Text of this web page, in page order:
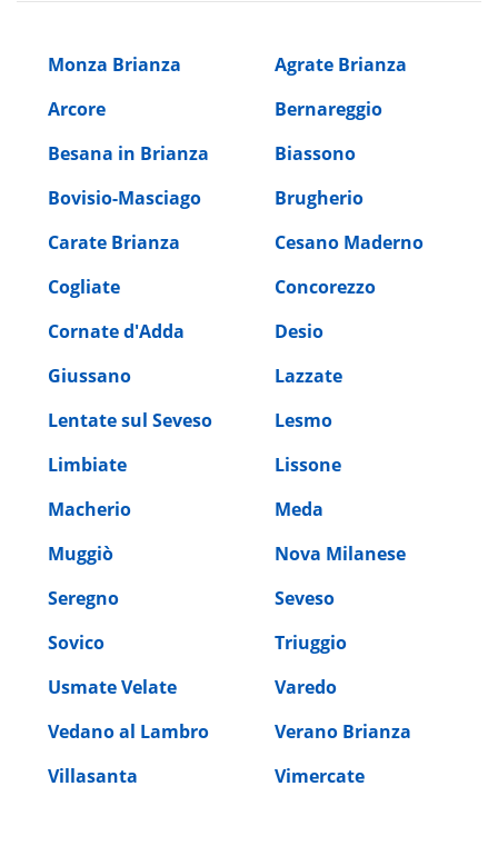
Monza Brianza
Agrate Brianza
Arcore
Bernareggio
Besana in Brianza
Biassono
Bovisio-Masciago
Brugherio
Carate Brianza
Cesano Maderno
Cogliate
Concorezzo
Cornate d'Adda
Desio
Giussano
Lazzate
Lentate sul Seveso
Lesmo
Limbiate
Lissone
Macherio
Meda
Muggiò
Nova Milanese
Seregno
Seveso
Sovico
Triuggio
Usmate Velate
Varedo
Vedano al Lambro
Verano Brianza
Villasanta
Vimercate